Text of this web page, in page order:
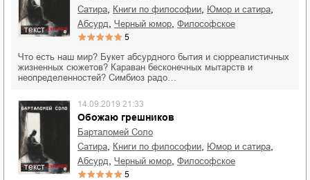
текст
сатира
книги по философии юмор и сатира
абсурд черный юмор философское
5
Что есть наш мир? Букет абсурдного бытия и сюрреалистичных
жизненных сюжетов? Караван бесконечных мытарств и
неопределенностей? Симбиоз радо…
текст
Обожаю грешников
14.09.2019 21:33
Барталомей Соло
сатира
книги по философии юмор и сатира
абсурд черный юмор философское
5